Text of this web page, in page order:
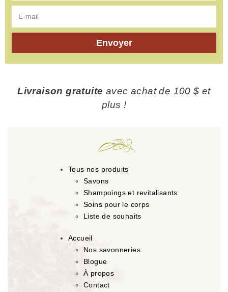
Envoyer
Livraison gratuite avec achat de 100 $ et
plus !
Tous nos produits
Savons
Shampoings et revitalisants
Soins pour le corps
Liste de souhaits
Accueil
Nos savonneries
Blogue
À propos
Contact